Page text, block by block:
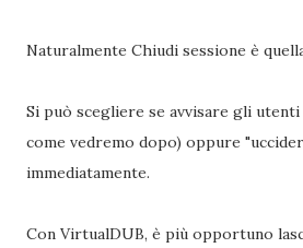
Naturalmente Chiudi sessione è
Si può scegliere se avvisare gli
come vedremo dopo) oppure
immediatamente.
Con VirtualDUB, è più opportuno